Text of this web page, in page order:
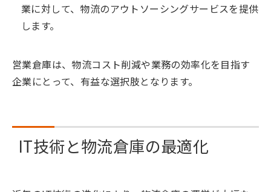
業に対して、物流のアウトソーシングサービスを提供
します。
営業倉庫は、物流コスト削減や業務の効率化を目指す
企業にとって、有益な選択肢となります。
IT技術と物流倉庫の最適化